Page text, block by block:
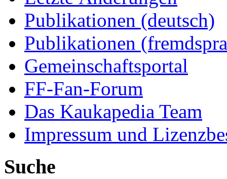
Publikationen (deutsch)
Publikationen
Gemeinschaftsportal
FF-Fan-Forum
Das Kaukapedia Team
Impressum und
Suche